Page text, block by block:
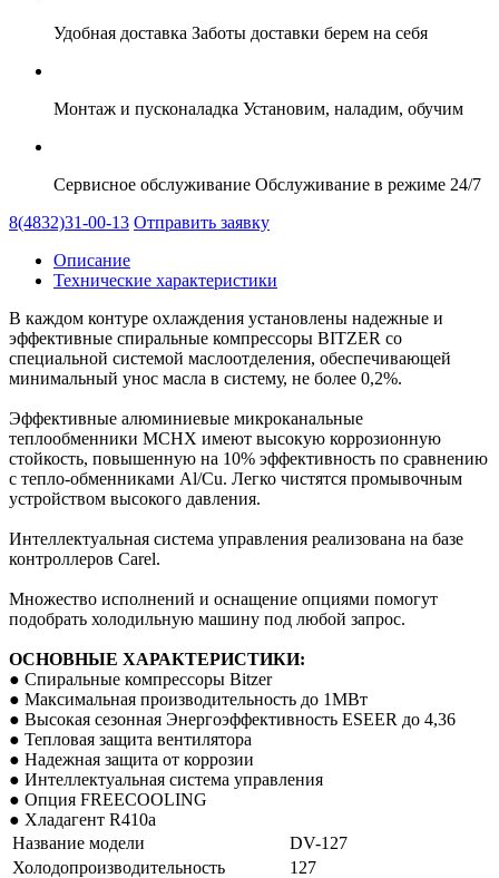
Удобная доставка Заботы доставки берем на себя
Монтаж и пусконаладка Установим, наладим, обучим
Сервисное обслуживание Обслуживание в режиме 24/7
8(4832)31-00-13 Отправить заявку
Описание
Технические характеристики
В каждом контуре охлаждения установлены надежные и
эффективные спиральные компрессоры BITZER со
специальной системой маслоотделения, обеспечивающей
минимальный унос масла в систему, не более 0,2%.
Эффективные алюминиевые микроканальные
теплообменники MCHX имеют высокую коррозионную
стойкость, повышенную на 10% эффективность по сравнению
с тепло-обменниками Al/Cu. Легко чистятся промывочным
устройством высокого давления.
Интеллектуальная система управления реализована на базе
контроллеров Carel.
Множество исполнений и оснащение опциями помогут
подобрать холодильную машину под любой запрос.
ОСНОВНЫЕ ХАРАКТЕРИСТИКИ:
● Спиральные компрессоры Bitzer
● Максимальная производительность до 1МВт
● Высокая сезонная Энергоэффективность ESEER до 4,36
● Тепловая защита вентилятора
● Надежная защита от коррозии
● Интеллектуальная система управления
● Опция FREECOOLING
● Хладагент R410a
Название модели
DV-127
Холодопроизводительность
127